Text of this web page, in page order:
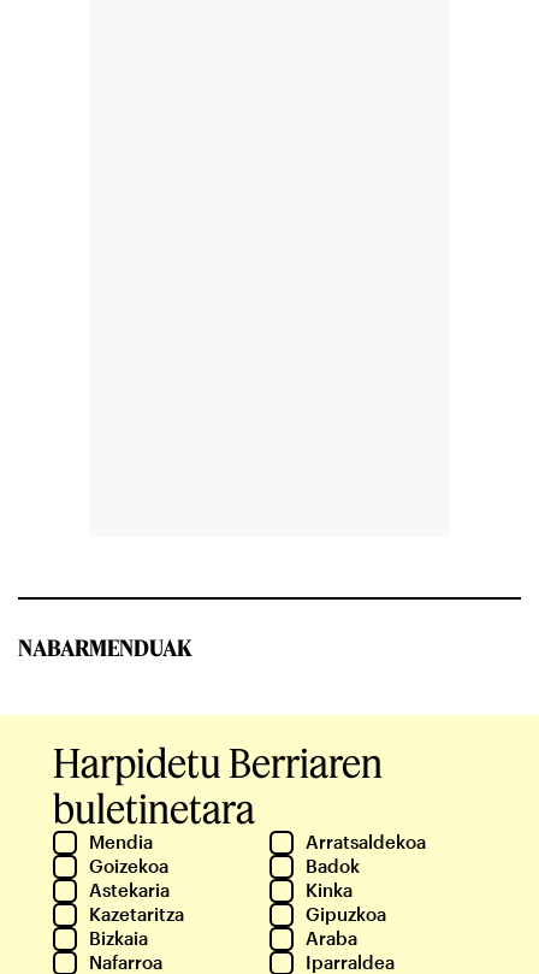
NABARMENDUAK
Harpidetu Berriaren
buletinetara
Mendia
Arratsaldekoa
Goizekoa
Badok
Astekaria
Kinka
Kazetaritza
Gipuzkoa
Bizkaia
Araba
Nafarroa
Iparraldea